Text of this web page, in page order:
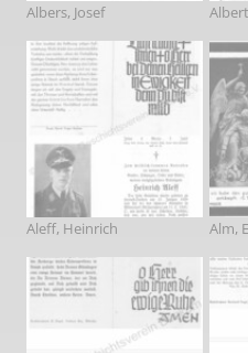
Albers, Josef
Aleff, Heinrich Alm,